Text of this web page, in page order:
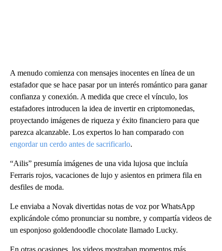
A menudo comienza con mensajes inocentes en línea de un
estafador que se hace pasar por un interés romántico para ganar
confianza y conexión. A medida que crece el vínculo, los
estafadores introducen la idea de invertir en criptomonedas,
proyectando imágenes de riqueza y éxito financiero para que
parezca alcanzable. Los expertos lo han comparado con
engordar un cerdo antes de sacrificarlo.
“Ailis” presumía imágenes de una vida lujosa que incluía
Ferraris rojos, vacaciones de lujo y asientos en primera fila en
desfiles de moda.
Le enviaba a Novak divertidas notas de voz por WhatsApp
explicándole cómo pronunciar su nombre, y compartía videos de
un esponjoso goldendoodle chocolate llamado Lucky.